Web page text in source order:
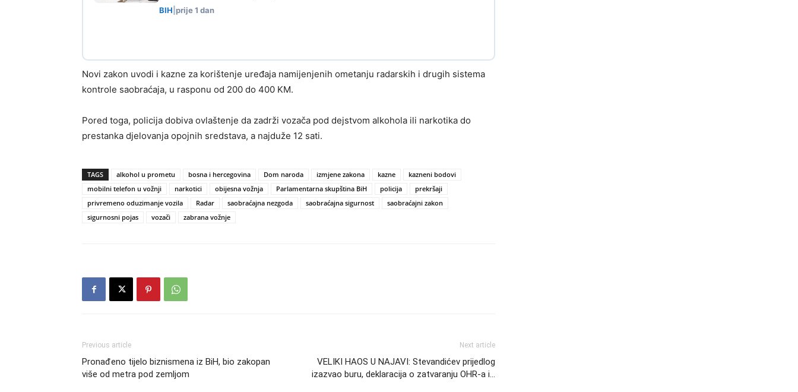
BIH prije 1 dan
Novi zakon uvodi i kazne za korištenje uređaja namijenjenih ometanju radarskih i drugih sistema
kontrole saobraćaja, u rasponu od 200 do 400 KM.
Pored toga, policija dobiva ovlaštenje da zadrži vozača pod dejstvom alkohola ili narkotika do
prestanka djelovanja opojnih sredstava, a najduže 12 sati.
TAGS alkohol u prometu bosna i hercegovina Dom naroda izmjene zakona kazne
kazneni bodovi
mobilni telefon u vožnji
narkotici obijesna vožnja Parlamentarna skupština BiH policija
prekršaji
privremeno oduzimanje vozila
Radar saobraćajna nezgoda saobraćajna sigurnost
saobraćajni zakon
sigurnosni pojas
vozači zabrana vožnje
Previous article
Pronađeno tijelo biznismena iz BiH, bio zakopan
više od metra pod zemljom
Next article
VELIKI HAOS U NAJAVI: Stevandićev prijedlog
izazvao buru, deklaracija o zatvaranju OHR-a i…